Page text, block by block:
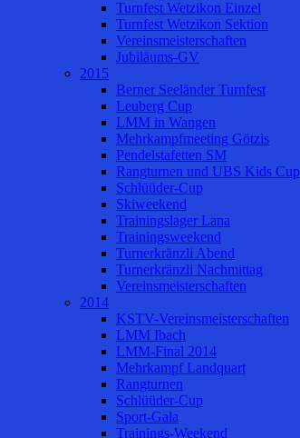
Turnfest Wetzikon Einzel
Turnfest Wetzikon Sektion
Vereinsmeisterschaften
Jubiläums-GV
2015
Berner Seeländer Turnfest
Leuberg Cup
LMM in Wangen
Mehrkampfmeeting Götzis
Pendelstafetten SM
Rangturnen und UBS Kids Cup
Schlüüder-Cup
Skiweekend
Trainingslager Lana
Trainingsweekend
Turnerkränzli Abend
Turnerkränzli Nachmittag
Vereinsmeisterschaften
2014
KSTV-Vereinsmeisterschaften
LMM Ibach
LMM-Final 2014
Mehrkampf Landquart
Rangturnen
Schlüüder-Cup
Sport-Gala
Trainings-Weekend